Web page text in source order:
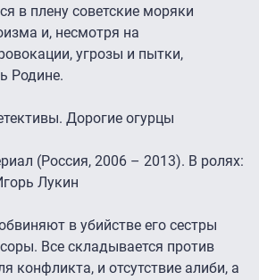
в плену советские моряки
и, несмотря на
угрозы и пытки,
Родине.
Дорогие огурцы
(Россия, 2006 – 2013). В ролях:
Лукин
в убийстве его сестры
Все складывается против
конфликта, и отсутствие алиби, а